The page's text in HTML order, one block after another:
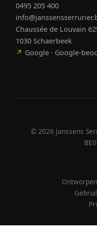
0495 205 400
Chaussée de Louvain
1030 Schaerbeek
↗ Google · Google-
© 2026 Janssens